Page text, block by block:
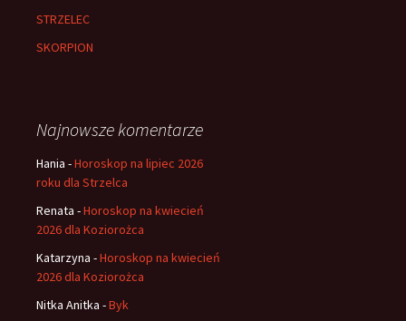
STRZELEC
SKORPION
Najnowsze komentarze
Hania -Horoskop na lipiec 2026
roku dla Strzelca
Renata -Horoskop na kwiecień
2026 dla Koziorożca
Katarzyna -Horoskop na kwiecień
2026 dla Koziorożca
Nitka Anitka -Byk